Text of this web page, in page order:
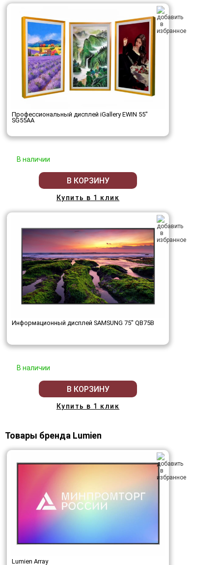
Профессиональный дисплей iGallery EWIN 55"
SG55AA
В наличии
В КОРЗИНУ
Купить в 1 клик
Информационный дисплей SAMSUNG 75" QB75B
В наличии
В КОРЗИНУ
Купить в 1 клик
Товары бренда Lumien
Lumien Array